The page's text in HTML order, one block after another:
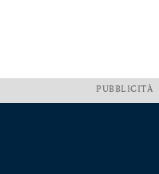
PUBBLICITÀ